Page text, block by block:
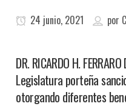
24 junio, 2021 por
DR. RICARDO H.
Legislatura porteña
otorgando diferentes